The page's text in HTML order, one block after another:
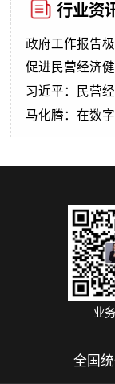
行业资
政府工作报告
促进民营经济
习近平：民营
民营企业家大
马化腾：在数
业
全国统